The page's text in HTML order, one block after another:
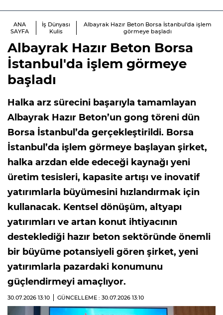
ANA
SAYFA
İş Dünyası
Kulis
Albayrak Hazır Beton Borsa İstanbul'da işlem
görmeye başladı
Albayrak Hazır Beton Borsa
İstanbul'da işlem görmeye
başladı
Halka arz sürecini başarıyla tamamlayan
Albayrak Hazır Beton’un gong töreni dün
Borsa İstanbul’da gerçekleştirildi. Borsa
İstanbul’da işlem görmeye başlayan şirket,
halka arzdan elde edeceği kaynağı yeni
üretim tesisleri, kapasite artışı ve inovatif
yatırımlarla büyümesini hızlandırmak için
kullanacak. Kentsel dönüşüm, altyapı
yatırımları ve artan konut ihtiyacının
desteklediği hazır beton sektöründe önemli
bir büyüme potansiyeli gören şirket, yeni
yatırımlarla pazardaki konumunu
güçlendirmeyi amaçlıyor.
30.07.2026 13:10 GÜNCELLEME : 30.07.2026 13:10